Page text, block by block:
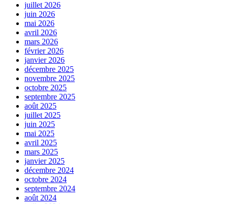
juillet 2026
juin 2026
mai 2026
avril 2026
mars 2026
février 2026
janvier 2026
décembre 2025
novembre 2025
octobre 2025
septembre 2025
août 2025
juillet 2025
juin 2025
mai 2025
avril 2025
mars 2025
janvier 2025
décembre 2024
octobre 2024
septembre 2024
août 2024